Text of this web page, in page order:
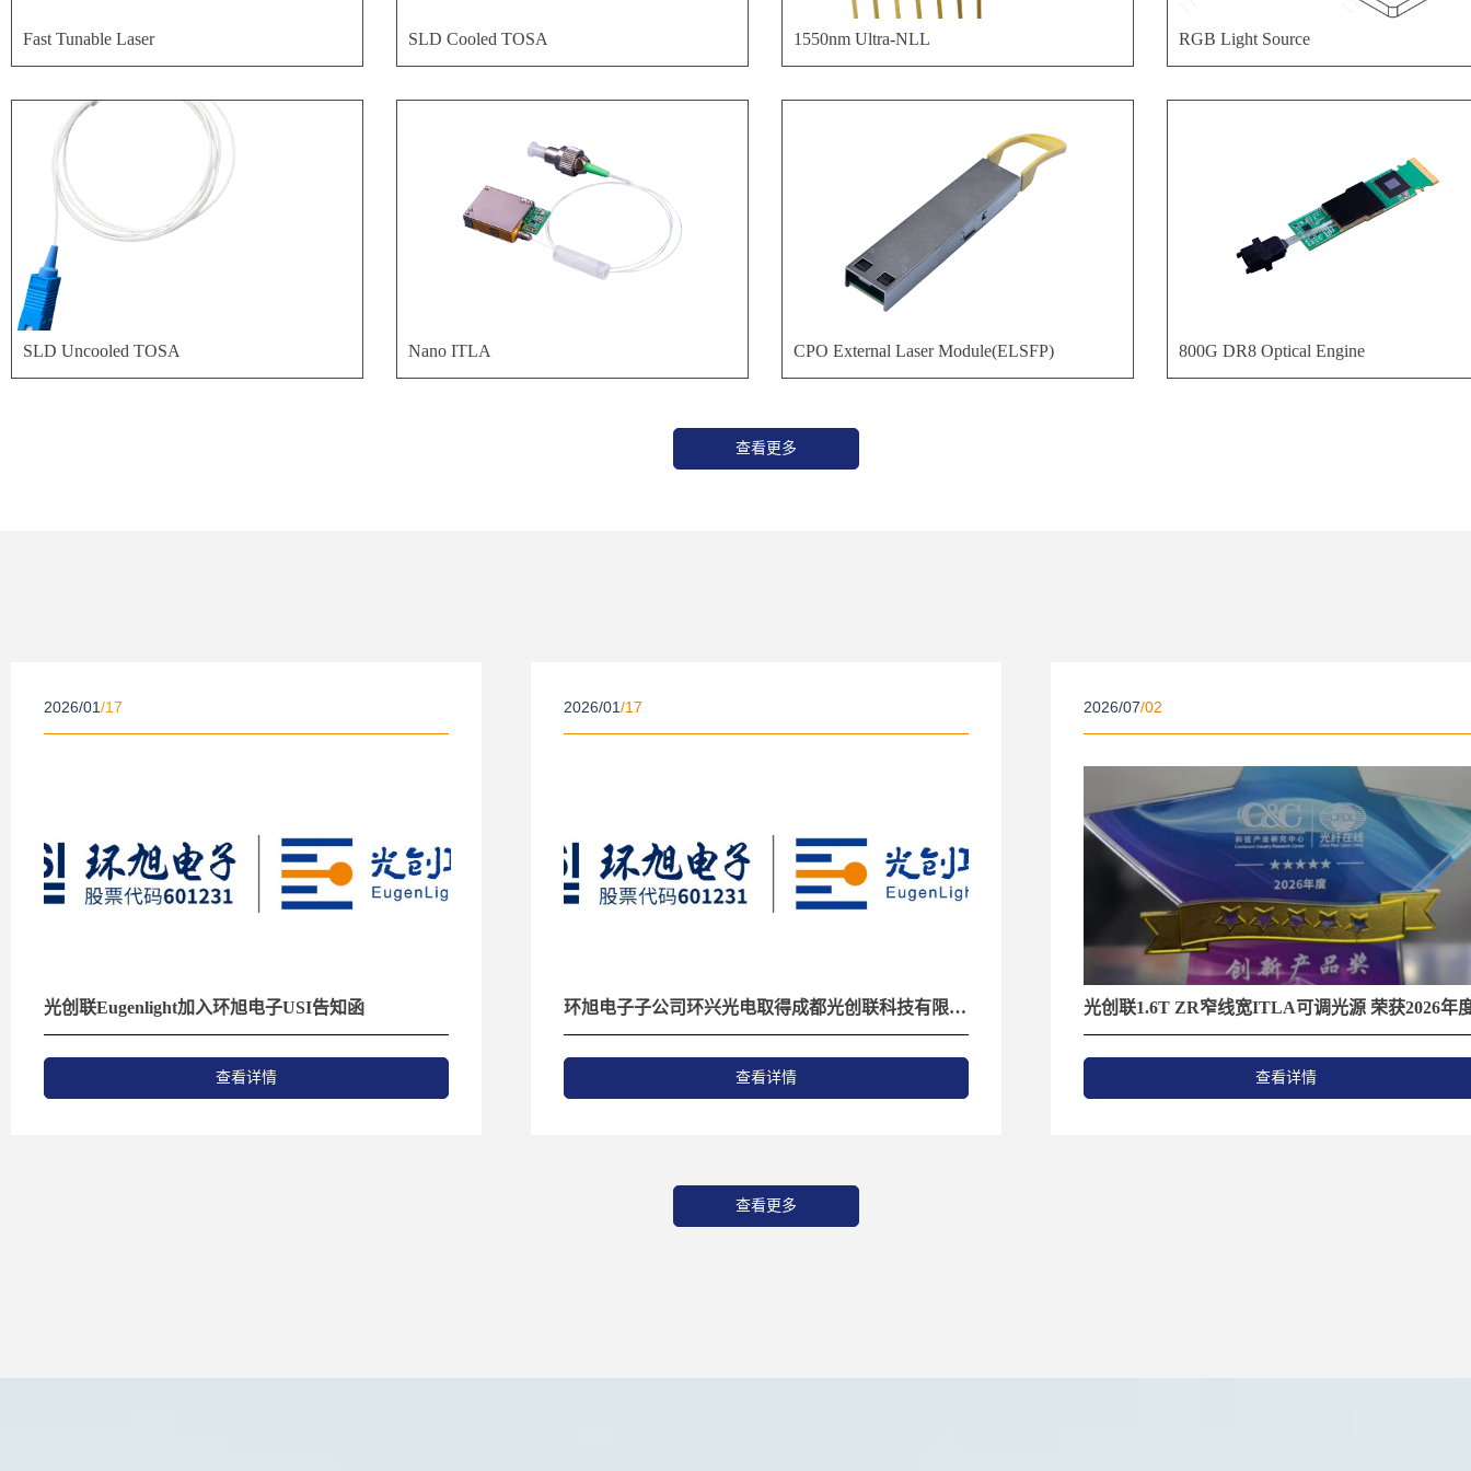
2026/01/17
查看详情
光创联Eugenlight加入环旭电子USI告知函
2026/01/17
查看详情
环旭电子子公司环兴光电取得成都光创联科技有限公
司控制权，推动光互连产业整合
2026/07/02
查看详情
光创联1.6T ZR窄线宽ITLA可调光源 荣获2026年度创
新产品大奖
查看更多
查看更多
Fast Tunable Laser SLD Cooled TOSA 1550nm Ultra-NLL RGB Light Source
SLD Uncooled TOSA Nano ITLA CPO External Laser Module(ELSFP) 800G DR8 Optical Engine